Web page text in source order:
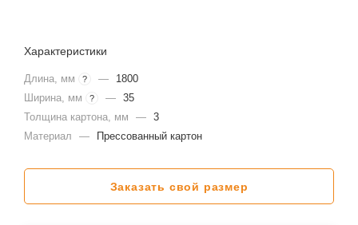
Характеристики
Длина, мм ? —
1800
Ширина, мм
? — 35
Толщина картона, мм
— 3
Материал
— Прессованный картон
Заказать свой размер